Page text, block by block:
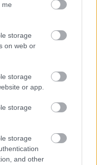
me
storage
on web or
storage
or app.
storage
storage
and other
közgyűlés végül
–
is
Korábban előfordult,
hogy a fideszes